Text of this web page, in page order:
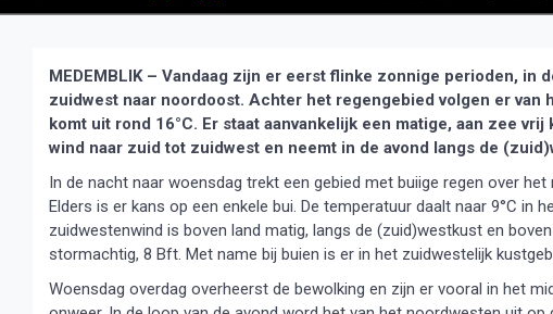
MEDEMBLIK – Vandaag zijn er eerst flinke zonnige perioden, in
zuidwest naar noordoost. Achter het regengebied volgen er
komt uit rond 16°C. Er staat aanvankelijk een matige, aan zee
wind naar zuid tot zuidwest en neemt in de avond langs de
In de nacht naar woensdag trekt een gebied met buiige regen over
Elders is er kans op een enkele bui. De temperatuur daalt naar 9°C in
zuidwestenwind is boven land matig, langs de (zuid)westkust en
stormachtig, 8 Bft. Met name bij buien is er in het zuidwestelijk
Woensdag overdag overheerst de bewolking en zijn er vooral in het